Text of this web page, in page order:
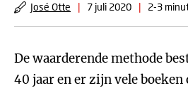
José Otte | 7 juli 2020 | 2-3
De waarderende methode
40 jaar en er zijn vele boeken